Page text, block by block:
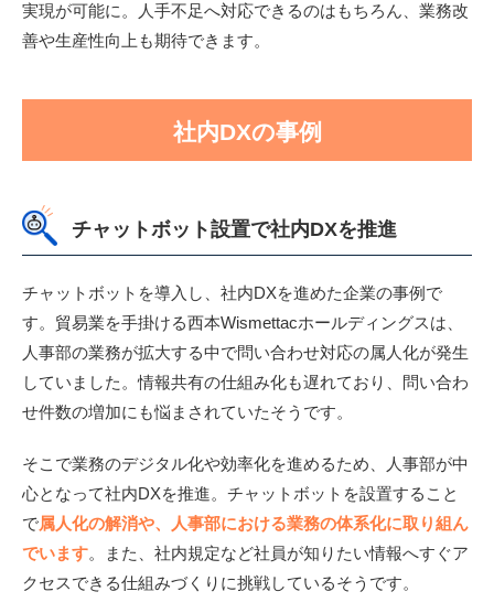
実現が可能に。人手不足へ対応できるのはもちろん、業務改
善や生産性向上も期待できます。
社内DXの事例
チャットボット設置で社内DXを推進
チャットボットを導入し、社内DXを進めた企業の事例で
す。貿易業を手掛ける西本Wismettacホールディングスは、
人事部の業務が拡大する中で問い合わせ対応の属人化が発生
していました。情報共有の仕組み化も遅れており、問い合わ
せ件数の増加にも悩まされていたそうです。
そこで業務のデジタル化や効率化を進めるため、人事部が中
心となって社内DXを推進。チャットボットを設置すること
で属人化の解消や、人事部における業務の体系化に取り組ん
でいます。また、社内規定など社員が知りたい情報へすぐア
クセスできる仕組みづくりに挑戦しているそうです。